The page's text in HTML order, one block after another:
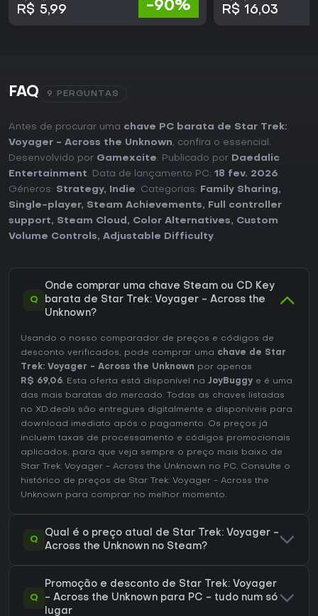
R$ 5,99 -90% R$ 16,03
FAQ 9 PERGUNTAS
Antes de procurar uma chave PC barata de Star Trek:
Voyager - Across the Unknown, confira o essencial.
Desenvolvido por Gamexcite. Publicado por Daedalic
Entertainment. Data de lançamento PC: 18 fev. 2026.
Géneros: Strategy, Indie. Categorias: Family Sharing,
Single-player, Steam Achievements,
Full controller
support, Steam Cloud , Color Alternatives, Custom
Volume Controls, Adjustable Difficulty.
Q
Onde comprar uma chave Steam ou CD Key
barata de Star Trek: Voyager - Across the
Unknown?
Usando o nosso comparador de preços e códigos de
desconto verificados, pode comprar uma chave de Star
Trek: Voyager - Across the Unknown por apenas
R$ 69,06. Esta oferta está disponível na JoyBuggy e é uma
das mais baratas do mercado. Todas as chaves listadas
no XD.deals são entregues digitalmente e disponíveis para
download imediato após o pagamento. Os preços já
incluem taxas de processamento e códigos promocionais
aplicados, para que veja sempre o preço mais baixo de
Star Trek: Voyager - Across the Unknown no PC. Consulte o
histórico de preços de Star Trek: Voyager - Across the
Unknown para comprar no melhor momento.
Q
Qual é o preço atual de Star Trek: Voyager -
Across the Unknown no Steam?
Q
Promoção e desconto de Star Trek: Voyager
- Across the Unknown para PC - tudo num só
lugar